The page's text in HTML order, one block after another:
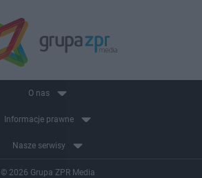
O nas
Informacje prawne
Nasze serwisy
© 2026 Grupa ZPR Media